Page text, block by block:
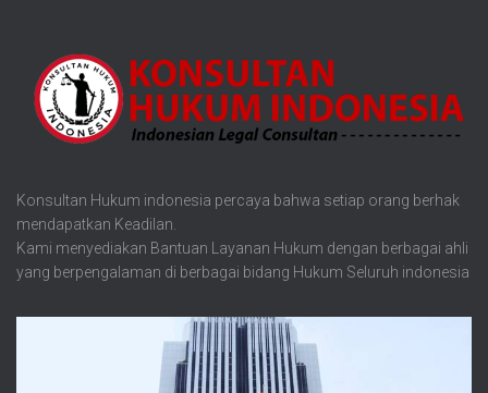
Konsultan Hukum indonesia percaya bahwa setiap orang berhak
mendapatkan Keadilan.
Kami menyediakan Bantuan Layanan Hukum dengan berbagai ahli
yang berpengalaman di berbagai bidang Hukum Seluruh indonesia